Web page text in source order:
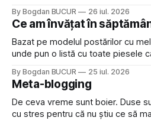
dar care intră bine ascultate mai rar 2. Marcapasos - Cosby
Sweater (Extended Mix) cred că
By Bogdan BUCUR 26 iul. 2026
Ce am învățat în
Bazat pe modelul postărilor cu
unde pun o listă cu toate piesele
postare similară sâmbăta dar
sau ideile noi pe care le-am descoperit. 1. Cat AU
Units) Ok,
By Bogdan BUCUR 25 iul. 2026
Meta-blogging
De ceva vreme sunt boier. Duse
cu stres pentru că nu știu ce să